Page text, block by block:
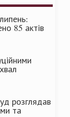
85 актів
розглядав
та